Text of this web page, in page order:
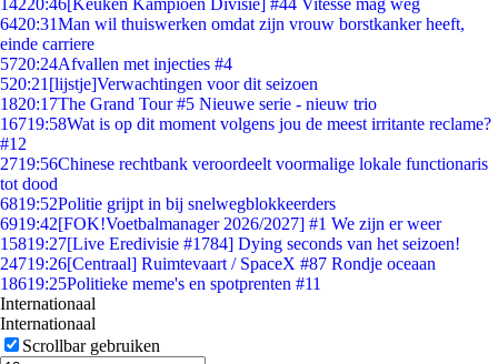
14220:46[Keuken Kampioen Divisie] #44 Vitesse mag weg
6420:31Man wil thuiswerken omdat zijn vrouw borstkanker heeft,
einde carriere
5720:24Afvallen met injecties #4
520:21 [lijstje]Verwachtingen voor dit seizoen
1820:17The Grand Tour #5 Nieuwe serie - nieuw trio
16719:58Wat is op dit moment volgens jou de meest irritante reclame?
#12
2719:56Chinese rechtbank veroordeelt voormalige lokale functionaris
tot dood
6819:52Politie grijpt in bij snelwegblokkeerders
6919:42[FOK!Voetbalmanager 2026/2027] #1 We zijn er weer
15819:27[Live Eredivisie #1784] Dying seconds van het seizoen!
24719:26[Centraal] Ruimtevaart / SpaceX #87 Rondje oceaan
18619:25Politieke meme's en spotprenten #11
Internationaal
Internationaal
Scrollbar gebruiken